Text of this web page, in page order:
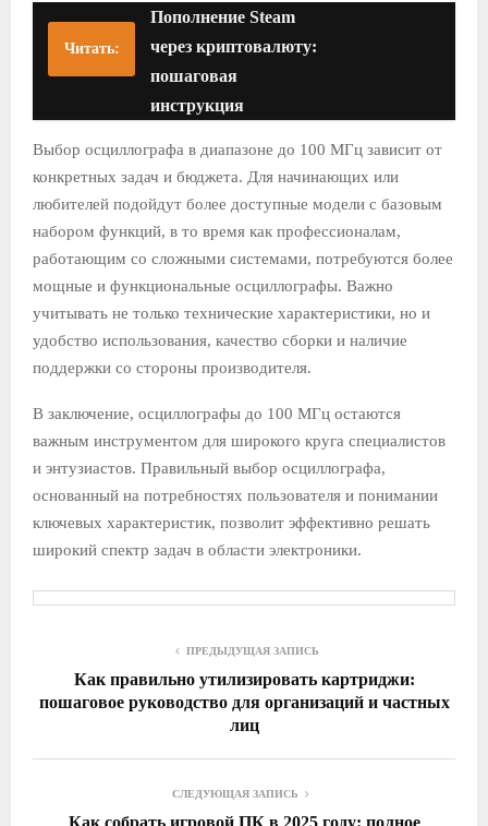
Читать:
Пополнение Steam
через криптовалюту:
пошаговая
инструкция
Выбор осциллографа в диапазоне до 100 МГц зависит от
конкретных задач и бюджета. Для начинающих или
любителей подойдут более доступные модели с базовым
набором функций, в то время как профессионалам,
работающим со сложными системами, потребуются более
мощные и функциональные осциллографы. Важно
учитывать не только технические характеристики, но и
удобство использования, качество сборки и наличие
поддержки со стороны производителя.
В заключение, осциллографы до 100 МГц остаются
важным инструментом для широкого круга специалистов
и энтузиастов. Правильный выбор осциллографа,
основанный на потребностях пользователя и понимании
ключевых характеристик, позволит эффективно решать
широкий спектр задач в области электроники.
ПРЕДЫДУЩАЯ ЗАПИСЬ
Как правильно утилизировать картриджи:
пошаговое руководство для организаций и частных
лиц
СЛЕДУЮЩАЯ ЗАПИСЬ
Как собрать игровой ПК в 2025 году: полное